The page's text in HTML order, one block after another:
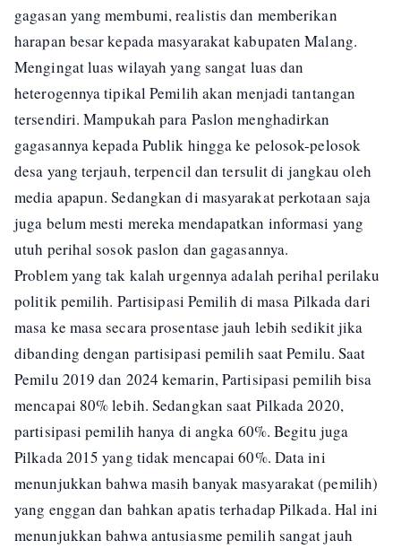
gagasan yang membumi, realistis dan memberikan
harapan besar kepada masyarakat kabupaten Malang.
Mengingat luas wilayah yang sangat luas dan
heterogennya tipikal Pemilih akan menjadi tantangan
tersendiri. Mampukah para Paslon menghadirkan
gagasannya kepada Publik hingga ke pelosok-pelosok
desa yang terjauh, terpencil dan tersulit di jangkau oleh
media apapun. Sedangkan di masyarakat perkotaan saja
juga belum mesti mereka mendapatkan informasi yang
utuh perihal sosok paslon dan gagasannya.
Problem yang tak kalah urgennya adalah perihal perilaku
politik pemilih. Partisipasi Pemilih di masa Pilkada dari
masa ke masa secara prosentase jauh lebih sedikit jika
dibanding dengan partisipasi pemilih saat Pemilu. Saat
Pemilu 2019 dan 2024 kemarin, Partisipasi pemilih bisa
mencapai 80% lebih. Sedangkan saat Pilkada 2020,
partisipasi pemilih hanya di angka 60%. Begitu juga
Pilkada 2015 yang tidak mencapai 60%. Data ini
menunjukkan bahwa masih banyak masyarakat (pemilih)
yang enggan dan bahkan apatis terhadap Pilkada. Hal ini
menunjukkan bahwa antusiasme pemilih sangat jauh